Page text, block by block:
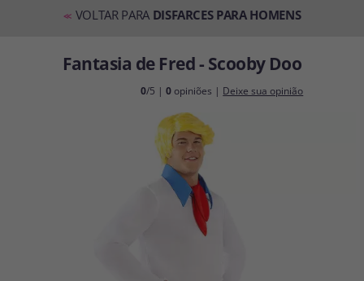
É a minha primeira vez
Sou novo
disfracestuyyo.pt
compras rapidamente em nossa loja virtual, verificar o status de seus
pedidos e consultar suas operações anteriores.
Vá em frente! Estávamos esperando por você.
<< VOLTAR PARA DISFARCES PARA HOMENS
Fantasia de Fred - Scooby Doo
0/5 |0 opiniões | Deixe sua opinião